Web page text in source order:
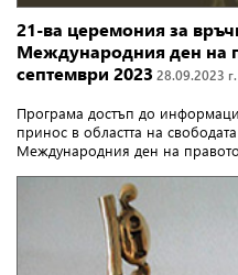
21-ва церемония за
Международния ден на
септември 2023 28.09.2023 г.
Програма достъп до
принос в областта на
Международния ден на